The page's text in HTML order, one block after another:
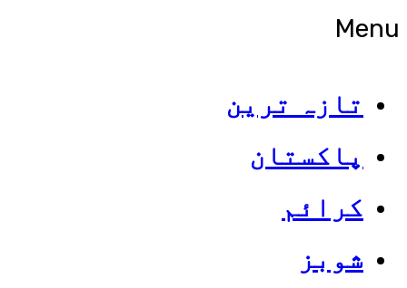
Menu
تازہ ترین
پاکستان
کرائم
شوبز